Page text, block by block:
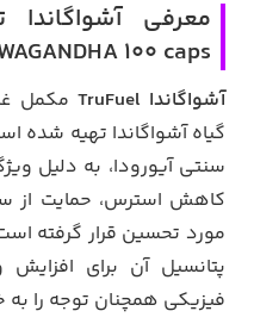
100 caps
آشواگاندا TruFuel
مکمل
گیاه آشواگاندا تهیه شده
سنتی آیورودا، به دلیل
کاهش استرس، حمایت از
مورد تحسین قرار گرفته
پتانسیل آن برای
فیزیکی همچنان توجه را